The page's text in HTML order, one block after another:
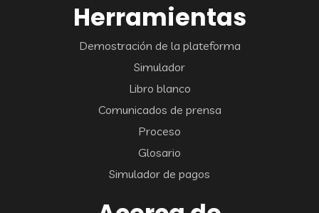
Herramientas
Demostración de la plateforma
Simulador
Libro blanco
Comunicados de prensa
Proceso
Glosario
Simulador de pagos